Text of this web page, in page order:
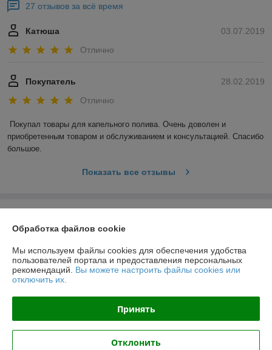
27 отзывов за всё время
03.07.2019
Катюша
Отлично
28.02.2019
Покупатель
Отлично
Покупал товары для капельного полива. Очень доволен и
приобретенным товаром и обслуживанием и консультацией. Спасибо
большое.
Показать все отзывы
Доставка и оплата
График работы
Полная версия сайта
Обработка файлов cookie
Мы используем файлы cookies для обеспечения удобства
пользователей портала и предоставления персональных
рекомендаций. Вы можете настроить файлы cookies или
отключить их.
Принять
Отклонить